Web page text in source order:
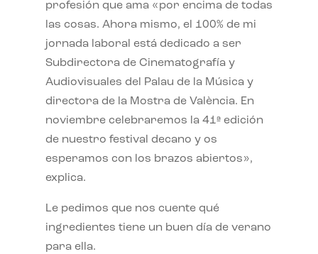
profesión que ama «por encima de todas
las cosas. Ahora mismo, el 100% de mi
jornada laboral está dedicado a ser
Subdirectora de Cinematografía y
Audiovisuales del Palau de la Música y
directora de la Mostra de València. En
noviembre celebraremos la 41ª edición
de nuestro festival decano y os
esperamos con los brazos abiertos»,
explica.
Le pedimos que nos cuente qué
ingredientes tiene un buen día de verano
para ella.